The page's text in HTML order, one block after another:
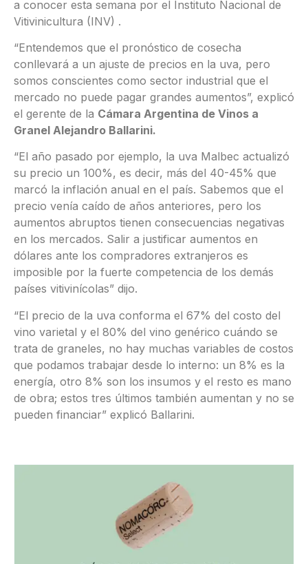
a conocer esta semana por el Instituto Nacional de
Vitivinicultura (INV) .
“Entendemos que el pronóstico de cosecha
conllevará a un ajuste de precios en la uva, pero
somos conscientes como sector industrial que el
mercado no puede pagar grandes aumentos”, explicó
el gerente de la Cámara Argentina de Vinos a
Granel Alejandro Ballarini.
“El año pasado por ejemplo, la uva Malbec actualizó
su precio un 100%, es decir, más del 40-45% que
marcó la inflación anual en el país. Sabemos que el
precio venía caído de años anteriores, pero los
aumentos abruptos tienen consecuencias negativas
en los mercados. Salir a justificar aumentos en
dólares ante los compradores extranjeros es
imposible por la fuerte competencia de los demás
países vitivinícolas” dijo.
“El precio de la uva conforma el 67% del costo del
vino varietal y el 80% del vino genérico cuándo se
trata de graneles, no hay muchas variables de costos
que podamos trabajar desde lo interno: un 8% es la
energía, otro 8% son los insumos y el resto es mano
de obra; estos tres últimos también aumentan y no se
pueden financiar” explicó Ballarini.